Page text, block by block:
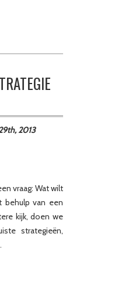
2013
vraag: Wat wilt
behulp van een
kijk, doen we
strategieën,